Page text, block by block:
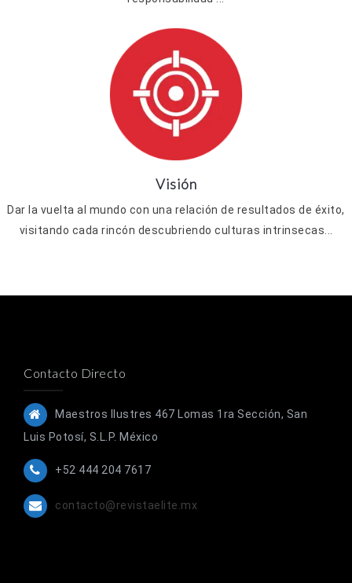
Visión
Dar la vuelta al mundo con una relación de resultados de éxito,
visitando cada rincón descubriendo culturas intrinsecas...
Contacto Directo
Maestros Ilustres 467 Lomas 1ra Sección, San
Luis Potosí, S.L.P. México
+52 444 204 7617
contacto@revistaelite.mx